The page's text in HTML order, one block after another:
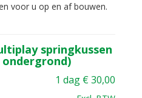
voor u op en af bouwen.
springkussen
1 dag €30,00